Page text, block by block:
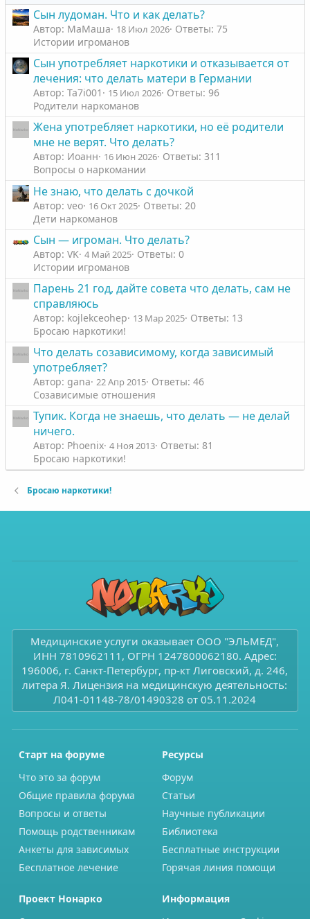
Сын лудоман. Что и как делать?
Автор: МаМаша 18 Июл 2026 Ответы: 75
Истории игроманов
Сын употребляет наркотики и отказывается от
лечения: что делать матери в Германии
Автор: Ta7i001 15 Июл 2026 Ответы: 96
Родители наркоманов
Жена употребляет наркотики, но её родители
мне не верят. Что делать?
Автор: Иоанн 16 Июн 2026 Ответы: 311
Вопросы о наркомании
Не знаю, что делать с дочкой
Автор: veo 16 Окт 2025 Ответы: 20
Дети наркоманов
Сын — игроман. Что делать?
Автор: VK 4 Май 2025 Ответы: 0
Истории игроманов
Парень 21 год, дайте совета что делать, сам не
справляюсь
Автор: kojlekceohep 13 Мар 2025 Ответы: 13
Бросаю наркотики!
Что делать созависимому, когда зависимый
употребляет?
Автор: gana 22 Апр 2015 Ответы: 46
Созависимые отношения
Тупик. Когда не знаешь, что делать — не делай
ничего.
Автор: Phoenix 4 Ноя 2013 Ответы: 81
Бросаю наркотики!
Бросаю наркотики!
Медицинские услуги оказывает ООО "ЭЛЬМЕД",
ИНН 7810962111, ОГРН 1247800062180. Адрес:
196006, г. Санкт-Петербург, пр-кт Лиговский, д. 246,
литера Я. Лицензия на медицинскую деятельность:
Л041-01148-78/01490328 от 05.11.2024
Старт на форуме
Что это за форум
Общие правила форума
Вопросы и ответы
Помощь родственникам
Анкеты для зависимых
Бесплатное лечение
Ресурсы
Форум
Статьи
Научные публикации
Библиотека
Бесплатные инструкции
Горячая линия помощи
Проект Нонарко
Информация